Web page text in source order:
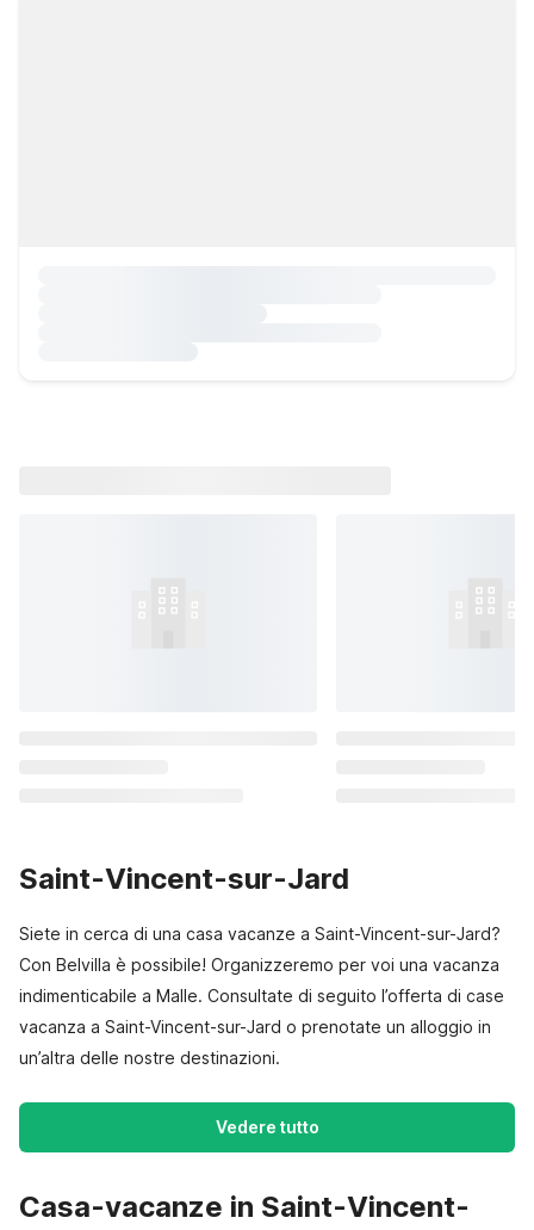
Saint-Vincent-sur-Jard
Siete in cerca di una casa vacanze a Saint-Vincent-sur-Jard?
Con Belvilla è possibile! Organizzeremo per voi una vacanza
indimenticabile a Malle. Consultate di seguito l’offerta di case
vacanza a Saint-Vincent-sur-Jard o prenotate un alloggio in
un’altra delle nostre destinazioni.
Vedere tutto
Casa-vacanze in Saint-Vincent-